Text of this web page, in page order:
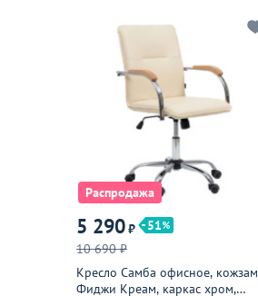
Распродажа
5 290₽
51
10 690 ₽
Кресло Самба офисное, кожзам
Фиджи Креам, каркас хром,